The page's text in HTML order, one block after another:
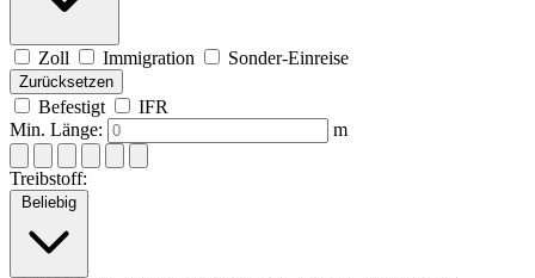
Zoll Immigration Sonder-Einreise
Zurücksetzen
Befestigt
IFR
Min. Länge:
m
Treibstoff:
Beliebig